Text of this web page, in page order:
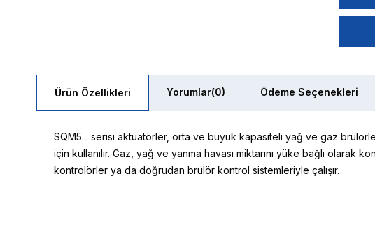
Ürün Özellikleri Yorumlar(0) Ödeme Seçenekleri
SQM5... serisi aktüatörler, orta ve büyük kapasiteli yağ ve gaz
için kullanılır. Gaz, yağ ve yanma havası miktarını yüke bağlı olarak
kontrolörler ya da doğrudan brülör kontrol sistemleriyle çalışır.